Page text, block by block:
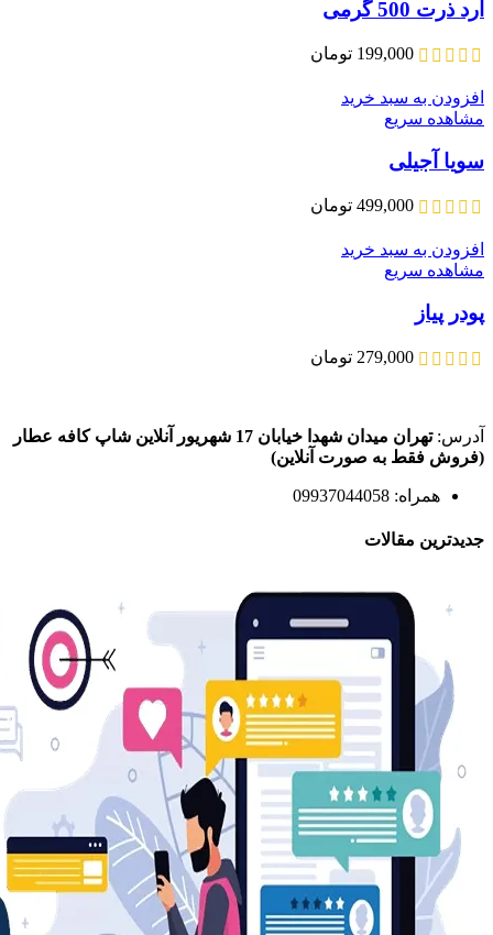
آرد ذرت 500 گرمی
199,000 تومان
افزودن به سبد خرید
مشاهده سریع
سویا آجیلی
499,000 تومان
افزودن به سبد خرید
مشاهده سریع
پودر پیاز
279,000 تومان
آدرس:تهران میدان شهدا خیابان 17 شهریور آنلاین شاپ کافه عطار
(فروش فقط به صورت آنلاین)
همراه: 09937044058
جدیدترین مقالات